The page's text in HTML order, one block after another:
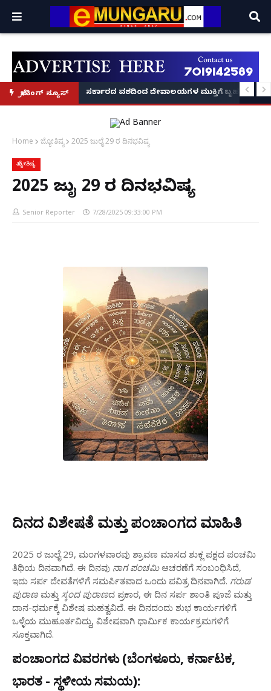
ಬ್ರೇಕಿಂಗ್ ನ್ಯೂಸ್
ಆರಂಭ' – ಸಚಿವ ಯು.ಟಿ. ಖಾದರ್ ಅಭಯ!ಸರ್ಕಾರದ ವಶದಿಂದ ದೇವಾಲಯಗಳ ಮುಕ್ತಿಗೆ ಬೃಹತ್
Home ಜ್ಯೋತಿಷ್ಯ 2025 ಜುಲೈ 29 ರ ದಿನಭವಿಷ್ಯ
ಜ್ಯೋತಿಷ್ಯ
2025 ಜುಲೈ 29 ರ ದಿನಭವಿಷ್ಯ
Senior Reporter 7/28/2025 09:33:00 PM
ದಿನದ ವಿಶೇಷತೆ ಮತ್ತು ಪಂಚಾಂಗದ ಮಾಹಿತಿ
2025 ರ ಜುಲೈ 29, ಮಂಗಳವಾರವು ಶ್ರಾವಣ ಮಾಸದ ಶುಕ್ಲ ಪಕ್ಷದ ಪಂಚಮಿ
ತಿಥಿಯ ದಿನವಾಗಿದೆ. ಈ ದಿನವು ನಾಗ ಪಂಚಮಿಆಚರಣೆಗೆ ಸಂಬಂಧಿಸಿದೆ,
ಇದು ಸರ್ಪ ದೇವತೆಗಳಿಗೆ ಸಮರ್ಪಿತವಾದ ಒಂದು ಪವಿತ್ರ ದಿನವಾಗಿದೆ. ಗರುಡ
ಪುರಾಣ ಮತ್ತು ಸ್ಕಂದ ಪುರಾಣದ ಪ್ರಕಾರ, ಈ ದಿನ ಸರ್ಪ ಶಾಂತಿ ಪೂಜೆ ಮತ್ತು
ದಾನ-ಧರ್ಮಕ್ಕೆ ವಿಶೇಷ ಮಹತ್ವವಿದೆ. ಈ ದಿನದಂದು ಶುಭ ಕಾರ್ಯಗಳಿಗೆ
ಒಳ್ಳೆಯ ಮುಹೂರ್ತವಿದ್ದು, ವಿಶೇಷವಾಗಿ ಧಾರ್ಮಿಕ ಕಾರ್ಯಕ್ರಮಗಳಿಗೆ
ಸೂಕ್ತವಾಗಿದೆ.
ಪಂಚಾಂಗದ ವಿವರಗಳು (ಬೆಂಗಳೂರು, ಕರ್ನಾಟಕ,
ಭಾರತ - ಸ್ಥಳೀಯ ಸಮಯ):